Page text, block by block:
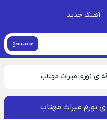
آهنگ جدید
جستجو
ی نورم میراث مهتاب
نورم میراث مهتاب